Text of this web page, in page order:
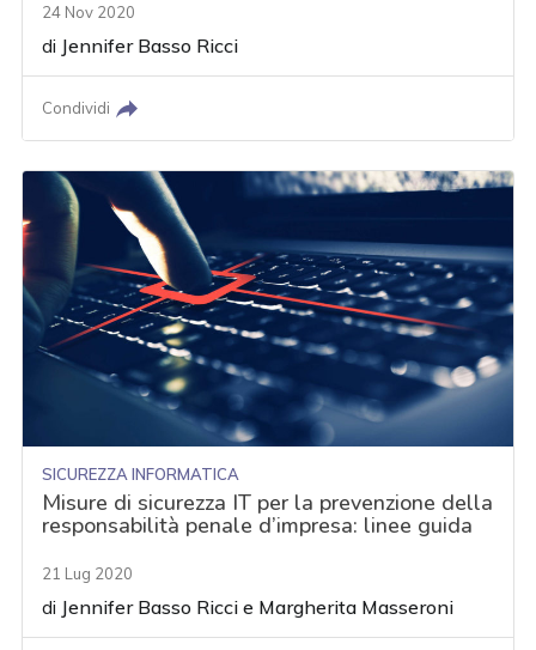
24 Nov 2020
di Jennifer Basso Ricci
Condividi
SICUREZZA INFORMATICA
Misure di sicurezza IT per la prevenzione della
responsabilità penale d’impresa: linee guida
21 Lug 2020
di Jennifer Basso Ricci e Margherita Masseroni